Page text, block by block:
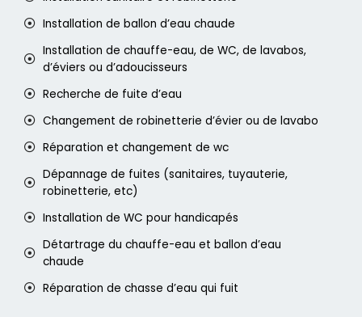
Installation de ballon d’eau chaude
Installation de chauffe-eau, de WC, de lavabos,
d’éviers ou d’adoucisseurs
Recherche de fuite d’eau
Changement de robinetterie d’évier ou de lavabo
Réparation et changement de wc
Dépannage de fuites (sanitaires, tuyauterie,
robinetterie, etc)
Installation de WC pour handicapés
Détartrage du chauffe-eau et ballon d’eau
chaude
Réparation de chasse d’eau qui fuit